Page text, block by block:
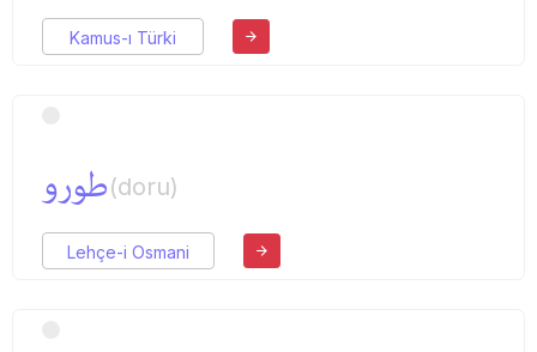
Kamus-ı Türki
طورو(doru)
Lehçe-i Osmani